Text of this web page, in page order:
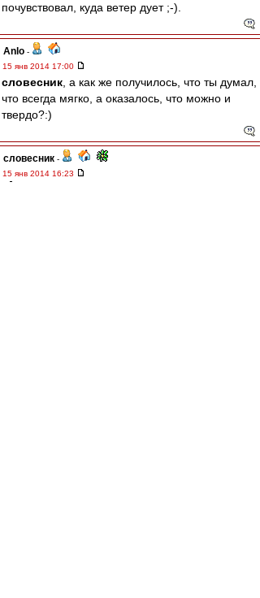
почувствовал, куда ветер дует ;-).
Anlo -
15 янв 2014 17:00
словесник , а как же получилось, что ты думал,
что всегда мягко, а оказалось, что можно и
твердо?:)
словесник -
15 янв 2014 16:23